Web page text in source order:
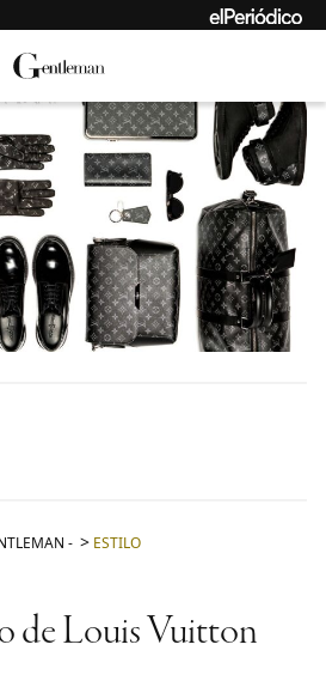
- ESTILO
de Louis Vuitton